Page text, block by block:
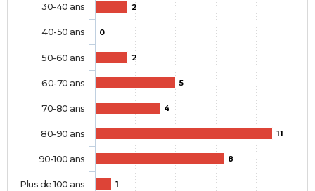
2
0
2
5
4
11
8
1
30-40 ans
40-50 ans
50-60 ans
60-70 ans
70-80 ans
80-90 ans
90-100 ans
Plus de 100 ans